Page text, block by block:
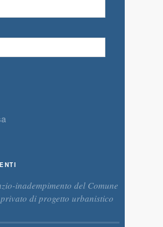
inadempimento del Comune
di progetto urbanistico